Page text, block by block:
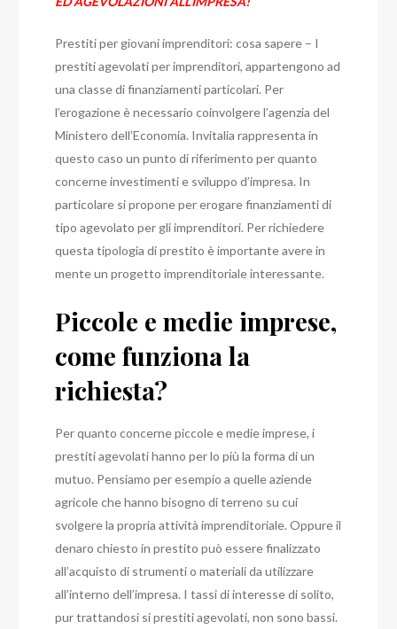
Prestiti per giovani imprenditori: cosa sapere – I
prestiti agevolati per imprenditori, appartengono ad
una classe di finanziamenti particolari. Per
l’erogazione è necessario coinvolgere l’agenzia del
Ministero dell’Economia. Invitalia rappresenta in
questo caso un punto di riferimento per quanto
concerne investimenti e sviluppo d’impresa. In
particolare si propone per erogare finanziamenti di
tipo agevolato per gli imprenditori. Per richiedere
questa tipologia di prestito è importante avere in
mente un progetto imprenditoriale interessante.
Piccole e medie imprese,
come funziona la
richiesta?
Per quanto concerne piccole e medie imprese, i
prestiti agevolati hanno per lo più la forma di un
mutuo. Pensiamo per esempio a quelle aziende
agricole che hanno bisogno di terreno su cui
svolgere la propria attività imprenditoriale. Oppure il
denaro chiesto in prestito può essere finalizzato
all’acquisto di strumenti o materiali da utilizzare
all’interno dell’impresa. I tassi di interesse di solito,
pur trattandosi si prestiti agevolati, non sono bassi.